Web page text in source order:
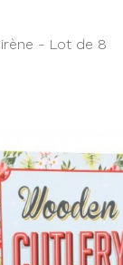
- Lot de 8